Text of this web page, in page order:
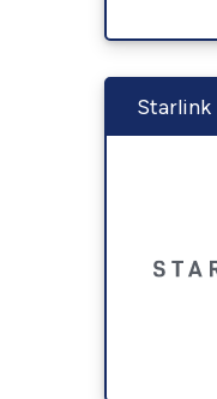
Starlink